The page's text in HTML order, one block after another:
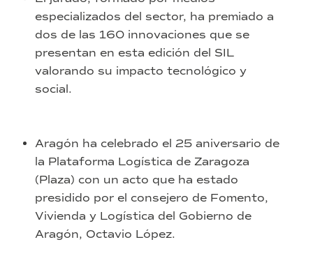
especializados del sector, ha premiado a
dos de las 160 innovaciones que se
presentan en esta edición del SIL
valorando su impacto tecnológico y
social.
Aragón ha celebrado el 25 aniversario de
la Plataforma Logística de Zaragoza
(Plaza) con un acto que ha estado
presidido por el consejero de Fomento,
Vivienda y Logística del Gobierno de
Aragón, Octavio López.